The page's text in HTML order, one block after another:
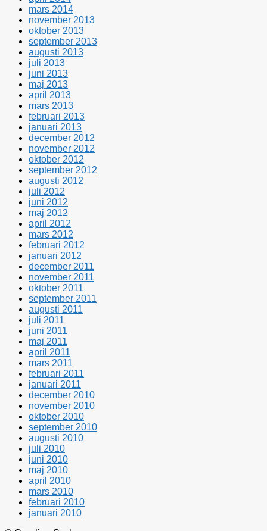
mars 2014
november 2013
oktober 2013
september 2013
augusti 2013
juli 2013
juni 2013
maj 2013
april 2013
mars 2013
februari 2013
januari 2013
december 2012
november 2012
oktober 2012
september 2012
augusti 2012
juli 2012
juni 2012
maj 2012
april 2012
mars 2012
februari 2012
januari 2012
december 2011
november 2011
oktober 2011
september 2011
augusti 2011
juli 2011
juni 2011
maj 2011
april 2011
mars 2011
februari 2011
januari 2011
december 2010
november 2010
oktober 2010
september 2010
augusti 2010
juli 2010
juni 2010
maj 2010
april 2010
mars 2010
februari 2010
januari 2010